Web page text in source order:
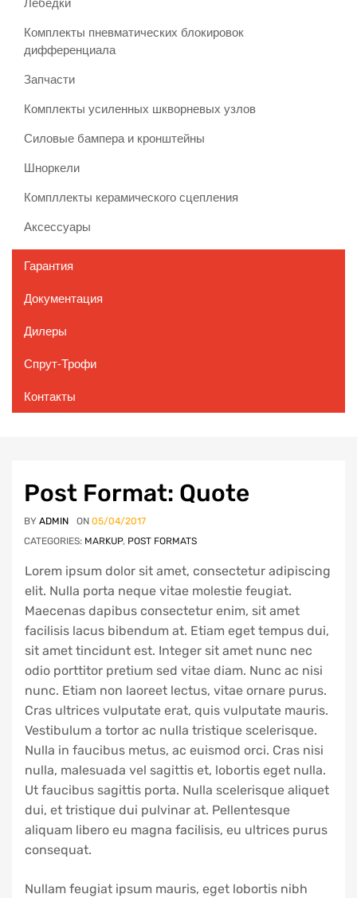
Комплекты пневматических блокировок
дифференциала
Запчасти
Комплекты усиленных шкворневых узлов
Силовые бампера и кронштейны
Шноркели
Компллекты керамического сцепления
Аксессуары
Гарантия
Документация
Дилеры
Спрут-Трофи
Контакты
Get readers excited from
a very first sentence
Post Format: Quote
BY ADMIN ON 05/04/2017
CATEGORIES: MARKUP, POST FORMATS
Lorem ipsum dolor sit amet, consectetur adipiscing
elit. Nulla porta neque vitae molestie feugiat.
Maecenas dapibus consectetur enim, sit amet
facilisis lacus bibendum at. Etiam eget tempus dui,
sit amet tincidunt est. Integer sit amet nunc nec
odio porttitor pretium sed vitae diam. Nunc ac nisi
nunc. Etiam non laoreet lectus, vitae ornare purus.
Cras ultrices vulputate erat, quis vulputate mauris.
Vestibulum a tortor ac nulla tristique scelerisque.
Nulla in faucibus metus, ac euismod orci. Cras nisi
nulla, malesuada vel sagittis et, lobortis eget nulla.
Ut faucibus sagittis porta. Nulla scelerisque aliquet
dui, et tristique dui pulvinar at. Pellentesque
aliquam libero eu magna facilisis, eu ultrices purus
consequat.
Nullam feugiat ipsum mauris, eget lobortis nibh